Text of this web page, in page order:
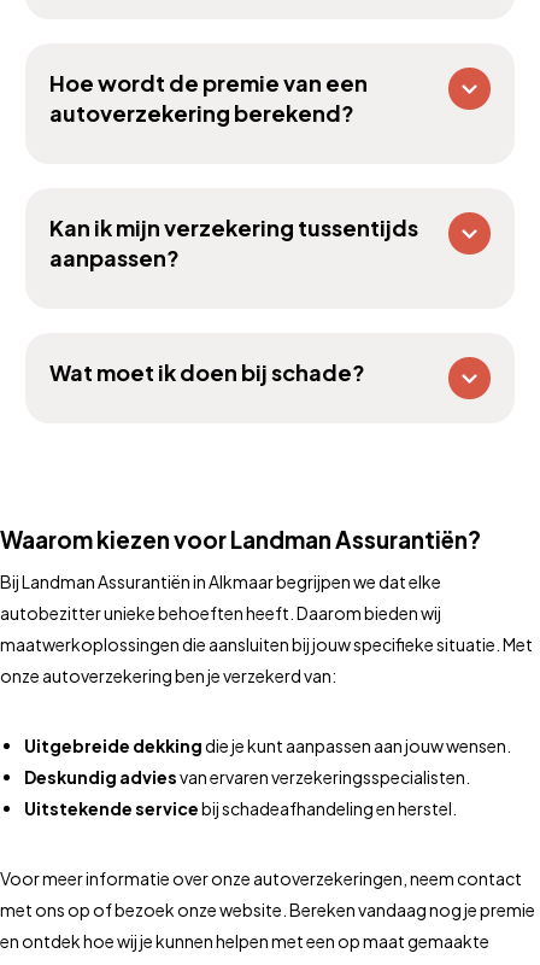
Hoe wordt de premie van een
autoverzekering berekend?
Kan ik mijn verzekering tussentijds
aanpassen?
Wat moet ik doen bij schade?
Waarom kiezen voor Landman Assurantiën?
Bij Landman Assurantiën in Alkmaar begrijpen we dat elke
autobezitter unieke behoeften heeft. Daarom bieden wij
maatwerkoplossingen die aansluiten bij jouw specifieke situatie. Met
onze autoverzekering ben je verzekerd van:
Uitgebreide dekkingdie je kunt aanpassen aan jouw wensen.
Deskundig adviesvan ervaren verzekeringsspecialisten.
Uitstekende servicebij schadeafhandeling en herstel.
Voor meer informatie over onze autoverzekeringen, neem contact
met ons op of bezoek onze website. Bereken vandaag nog je premie
en ontdek hoe wij je kunnen helpen met een op maat gemaakte